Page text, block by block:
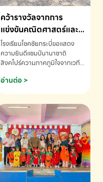
คว้ารางวัลจากการ
แข่งขันคณิตศาสตร์และ
คณิตคิดเร็วนานาชาติ
ครั้งที่ 46 ประจำปี 2569
ณ ประเทศสิงคโปร์
โรงเรียนโชคชัยกระบี่ขอแสดง
ความยินดีแชมป์นานาชาติ
สิงคโปร์ความภาคภูมิใจจากเวที
ด.ช.พัทธนันท์ พรหมพันธ์ ชั้น
อนุบาล EP K3 โรงเรียนโชคชัย
แข่งขันคณิตศาสตร์และคณิตคิด
เร็วนานาชาติ ครั้งที่ 46 ประจำปี
2569 ณ ประเทศสิงคโปร์
INTERNATIONAL
MATHEMATICS AND
MENTAL ARITHMETIC
COMPETITION 2026 - ถ้วย
รางวัลรองชนะเลิศอันดับที่ 2
อ่านต่อ >